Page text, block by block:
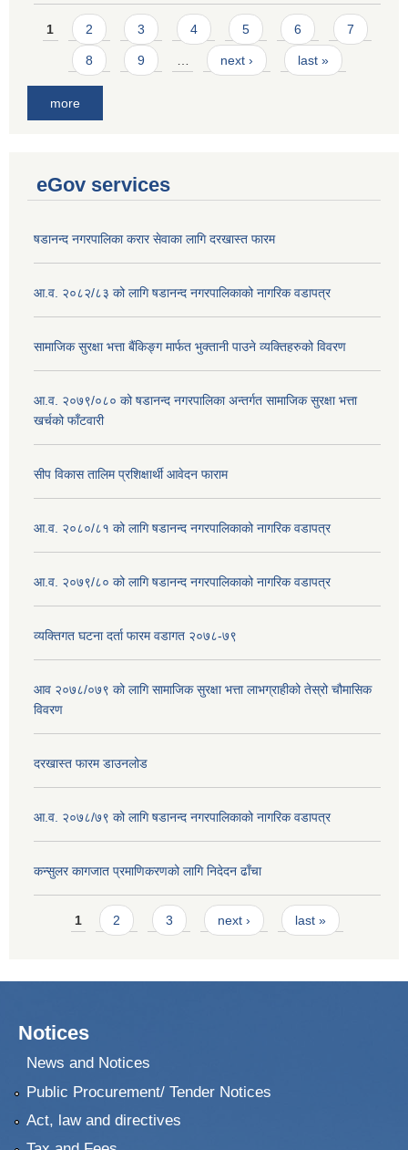
Pages
1 2 3 4 5 6 7
8 9 … next › last »
more
eGov services
षडानन्द नगरपालिका करार सेवाका लागि दरखास्त फारम
आ.व. २०८२/८३ को लागि षडानन्द नगरपालिकाको नागरिक वडापत्र
सामाजिक सुरक्षा भत्ता बैंकिङ्ग मार्फत भुक्तानी पाउने व्यक्तिहरुको विवरण
आ.व. २०७९/०८० को षडानन्द नगरपालिका अन्तर्गत सामाजिक सुरक्षा भत्ता
खर्चको फाँटवारी
सीप विकास तालिम प्रशिक्षार्थी आवेदन फाराम
आ.व. २०८०/८१ को लागि षडानन्द नगरपालिकाको नागरिक वडापत्र
आ.व. २०७९/८० को लागि षडानन्द नगरपालिकाको नागरिक वडापत्र
व्यक्तिगत घटना दर्ता फारम वडागत २०७८-७९
आव २०७८/०७९ को लागि सामाजिक सुरक्षा भत्ता लाभग्राहीको तेस्रो चौमासिक
विवरण
दरखास्त फारम डाउनलोड
आ.व. २०७८/७९ को लागि षडानन्द नगरपालिकाको नागरिक वडापत्र
कन्सुलर कागजात प्रमाणिकरणको लागि निदेदन ढाँचा
Pages
1 2 3 next › last »
Notices
News and Notices
Public Procurement/ Tender Notices
Act, law and directives